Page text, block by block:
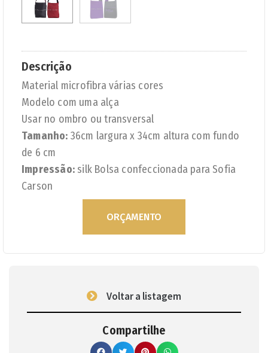
Voltar a listagem
Compartilhe
Descrição
Material microfibra várias cores
Modelo com uma alça
Usar no ombro ou transversal
Tamanho: 36cm largura x 34cm altura com fundo
de 6 cm
Impressão: silk Bolsa confeccionada para Sofia
Carson
ORÇAMENTO